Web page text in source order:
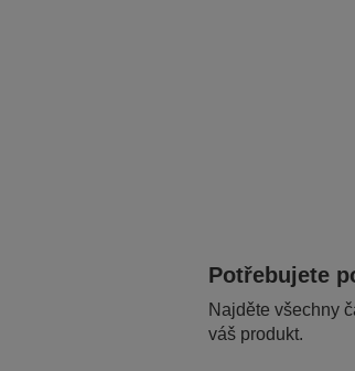
Potřebujete
Najděte všechny
váš produkt.